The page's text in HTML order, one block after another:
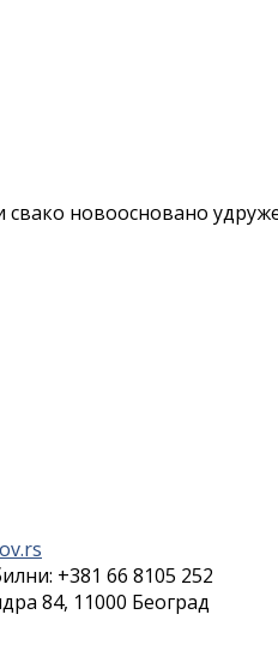
новоосновано
+381 66 8105 252
84, 11000 Београд